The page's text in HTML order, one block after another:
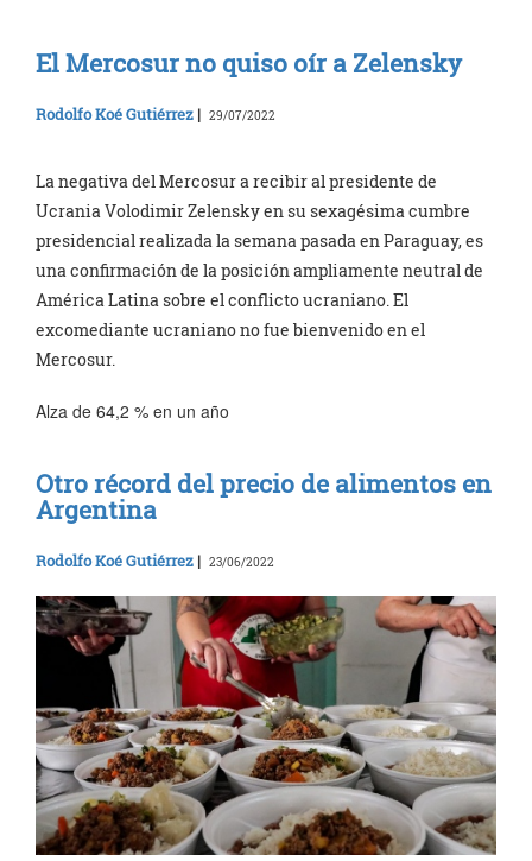
El Mercosur no quiso oír a Zelensky
Rodolfo Koé Gutiérrez | 29/07/2022
La negativa del Mercosur a recibir al presidente de
Ucrania Volodimir Zelensky en su sexagésima cumbre
presidencial realizada la semana pasada en Paraguay, es
una confirmación de la posición ampliamente neutral de
América Latina sobre el conflicto ucraniano. El
excomediante ucraniano no fue bienvenido en el
Mercosur.
Alza de 64,2 % en un año
Otro récord del precio de alimentos en
Argentina
Rodolfo Koé Gutiérrez | 23/06/2022